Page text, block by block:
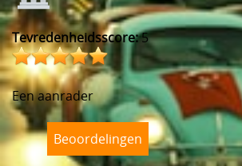
Tevredenheidsscore:5
Een aanrader
Beoordelingen